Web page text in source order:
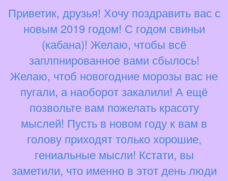
Приветик, друзья! Хочу поздравить вас с
новым 2019 годом! С годом свиньи
(кабана)! Желаю, чтобы всё
заплпнированное вами сбылось!
Желаю, чтоб новогодние морозы вас не
пугали, а наоборот закалили! А ещё
позвольте вам пожелать красоту
мыслей! Пусть в новом году к вам в
голову приходят только хорошие,
гениальные мысли! Кстати, вы
заметили, что именно в этот день люди